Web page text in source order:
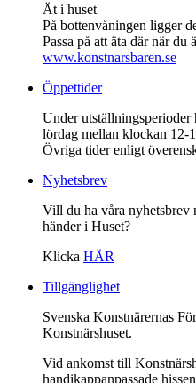
Ät i huset
På bottenvåningen ligger
Passa på att äta där när du
www.konstnarsbaren.se
Öppettider
Under utställningsperioder
lördag mellan klockan 12-
Övriga tider enligt
Nyhetsbrev
Vill du ha våra nyhetsbrev
händer i Huset?
Klicka HÄR
Tillgänglighet
Svenska Konstnärernas
Konstnärshuset.
Vid ankomst till
handikappanpassade